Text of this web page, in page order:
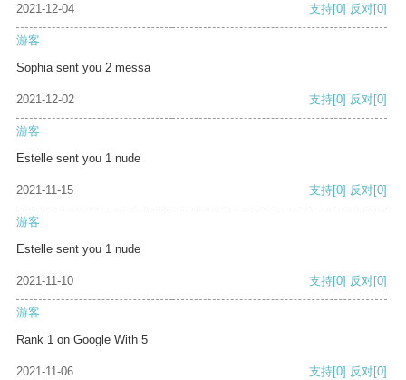
2021-12-04 支持[0] 反对[0]
游客
Sophia sent you 2 messa
2021-12-02 支持[0] 反对[0]
游客
Estelle sent you 1 nude
2021-11-15 支持[0] 反对[0]
游客
Estelle sent you 1 nude
2021-11-10 支持[0] 反对[0]
游客
Rank 1 on Google With 5
2021-11-06 支持[0] 反对[0]